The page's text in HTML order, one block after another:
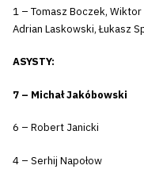
1 – Tomasz Boczek, Wiktor
Adrian Laskowski, Łukasz
ASYSTY:
7 – Michał Jakóbowski
6 – Robert Janicki
4 – Serhij Napołow